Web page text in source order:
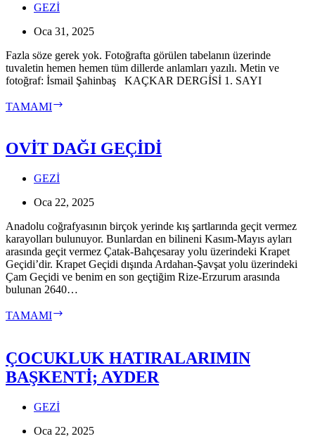
GEZİ
Oca 31, 2025
Fazla söze gerek yok. Fotoğrafta görülen tabelanın üzerinde
tuvaletin hemen hemen tüm dillerde anlamları yazılı. Metin ve
fotoğraf: İsmail Şahinbaş KAÇKAR DERGİSİ 1. SAYI
TAMAMI
OVİT DAĞI GEÇİDİ
GEZİ
Oca 22, 2025
Anadolu coğrafyasının birçok yerinde kış şartlarında geçit vermez
karayolları bulunuyor. Bunlardan en bilineni Kasım-Mayıs ayları
arasında geçit vermez Çatak-Bahçesaray yolu üzerindeki Krapet
Geçidi’dir. Krapet Geçidi dışında Ardahan-Şavşat yolu üzerindeki
Çam Geçidi ve benim en son geçtiğim Rize-Erzurum arasında
bulunan 2640…
TAMAMI
ÇOCUKLUK HATIRALARIMIN
BAŞKENTİ; AYDER
GEZİ
Oca 22, 2025